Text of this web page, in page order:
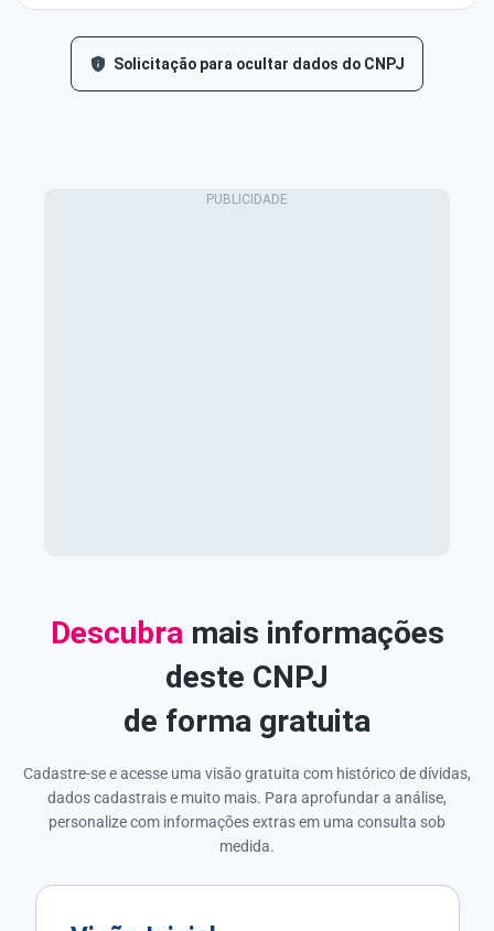
Solicitação para ocultar dados do CNPJ
Descubramais informações
deste CNPJ
de forma gratuita
Cadastre-se e acesse uma visão gratuita com histórico de dívidas,
dados cadastrais e muito mais. Para aprofundar a análise,
personalize com informações extras em uma consulta sob
medida.